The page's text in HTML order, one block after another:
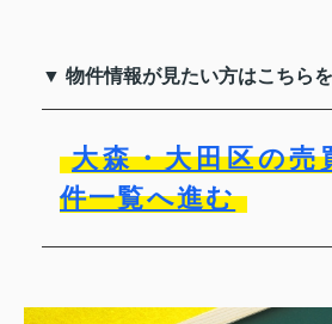
▼ 物件情報が見たい方はこちら
大森・大田区の売
件一覧へ進む